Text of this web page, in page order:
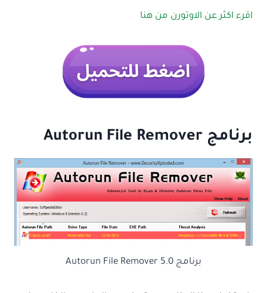
اقرء اكثر عن الاوتورن من هنا
برنامج Autorun File Remover
برنامج Autorun File Remover 5.0